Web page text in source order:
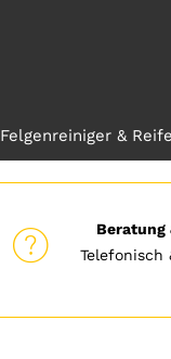
Felgenreiniger &
Beratung
Telefonisch